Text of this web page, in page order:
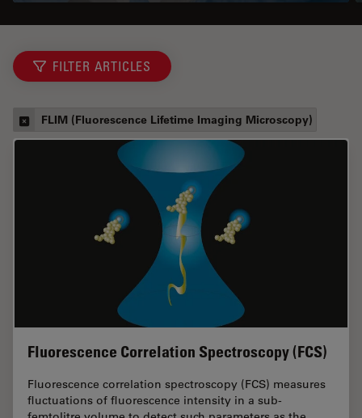
FILTER ARTICLES
FLIM (Fluorescence Lifetime Imaging Microscopy)
Fluorescence Correlation Spectroscopy (FCS)
Fluorescence correlation spectroscopy (FCS) measures
fluctuations of fluorescence intensity in a sub-